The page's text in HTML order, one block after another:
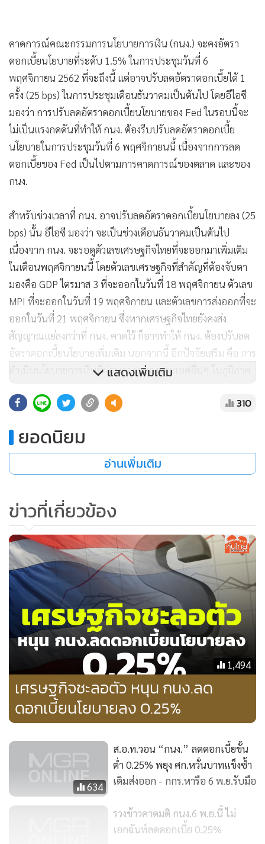
คาดการณ์คณะกรรมการนโยบายการเงิน (กนง.) จะคงอัตรา
ดอกเบี้ยนโยบายที่ระดับ 1.5% ในการประชุมวันที่ 6
พฤศจิกายน 2562 ที่จะถึงนี้ แต่อาจปรับลดอัตราดอกเบี้ยได้ 1
ครั้ง (25 bps) ในการประชุมเดือนธันวาคมเป็นต้นไป โดยอีไอซี
มองว่า การปรับลดอัตราดอกเบี้ยนโยบายของ Fed ในรอบนี้จะ
ไม่เป็นแรงกดดันที่ทำให้ กนง. ต้องรีบปรับลดอัตราดอกเบี้ย
นโยบายในการประชุมวันที่ 6 พฤศจิกายนนี้ เนื่องจากการลด
ดอกเบี้ยของ Fed เป็นไปตามการคาดการณ์ของตลาด และของ
กนง.
สำหรับช่วงเวลาที่ กนง. อาจปรับลดอัตราดอกเบี้ยนโยบายลง (25
bps) นั้น อีไอซี มองว่า จะเป็นช่วงเดือนธันวาคมเป็นต้นไป
เนื่องจาก กนง. จะรอดูตัวเลขเศรษฐกิจไทยที่จะออกมาเพิ่มเติม
ในเดือนพฤศจิกายนนี้ โดยตัวเลขเศรษฐกิจที่สำคัญที่ต้องจับตา
มองคือ GDP ไตรมาส 3 ที่จะออกในวันที่ 18 พฤศจิกายน ตัวเลข
MPI ที่จะออกในวันที่ 19 พฤศจิกายน และตัวเลขการส่งออกที่จะ
ออกในวันที่ 21 พฤศจิกายน ซึ่งหากเศรษฐกิจไทยยังคงส่ง
สัญญาณแย่ลงกว่าที่ กนง. คาดไว้ ก็อาจทำให้ กนง. ต้องปรับลด
อัตราดอกเบี้ยนโยบายเพิ่มเติม นอกจากนี้ อีกปัจจัยเสริม คือ การ
ดำเนินนโยบายการเงินที่ผ่อนคลายของประเทศอื่นๆ ในภูมิภาค
ไม่ว่าจะเป็นธนาคารกลางอินโดนีเซีย ที่ลดอัตราดอกเบี้ยนโยบาย
ลง 25 bps มาอยู่ที่ 5.0% ในเดือนตุลาคม หรือธนาคารกลาง
ในเดือนกันยายน เป็นต้น
แสดงเพิ่มเติม
310
ยอดนิยม
อ่านเพิ่มเติม
ข่าวที่เกี่ยวข้อง
1,494
เศรษฐกิจชะลอตัว หนุน กนง.ลด
ดอกเบี้ยนโยบายลง 0.25%
634
ส.อ.ท.วอน “กนง.” ลดดอกเบี้ยขั้น
ต่ำ 0.25% พยุง ศก.หวั่นบาทแข็งซ้ำ
เติมส่งออก - กกร.หารือ 6 พ.ย.รับมือ
รวงข้าวคาดมติ กนง.6 พ.ย.นี้ ไม่
เอกฉันท์ลดดอกเบี้ย 0.25%